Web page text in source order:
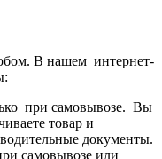
В нашем интернет-
при самовывозе. Вы
товар и
документы.
самовывозе или